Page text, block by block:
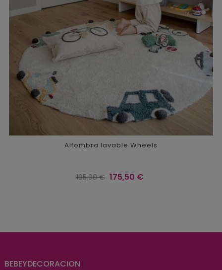
Alfombra lavable Wheels
Precio
195,00 € Precio
175,50 €
BEBEYDECORACION